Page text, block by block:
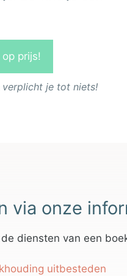
prijs!
verplicht je tot niets!
via onze
diensten van een
uitbesteden